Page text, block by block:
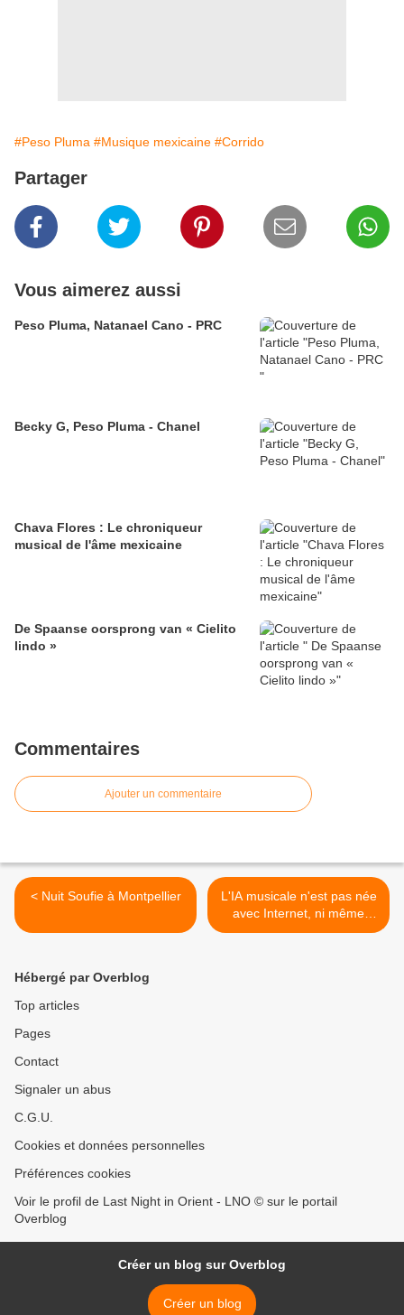
#Peso Pluma #Musique mexicaine #Corrido
Partager
Vous aimerez aussi
Peso Pluma, Natanael Cano - PRC
Becky G, Peso Pluma - Chanel
Chava Flores : Le chroniqueur
musical de l'âme mexicaine
​De Spaanse oorsprong van « Cielito
lindo »
Commentaires
Ajouter un commentaire
< Nuit Soufie à Montpellier
L'IA musicale n'est pas née
avec Internet, ni même
dans les années 2000 >
Hébergé par Overblog
Top articles
Pages
Contact
Signaler un abus
C.G.U.
Cookies et données personnelles
Préférences cookies
Voir le profil de Last Night in Orient - LNO © sur le portail
Overblog
Créer un blog sur Overblog
Créer un blog